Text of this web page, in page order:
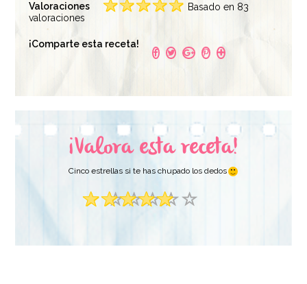
Terciopelo Blanco
AÑADIR
Valoraciones
Basado en 83
valoraciones
¡Comparte esta receta!
¡Valora esta receta!
Cinco estrellas si te has chupado los dedos